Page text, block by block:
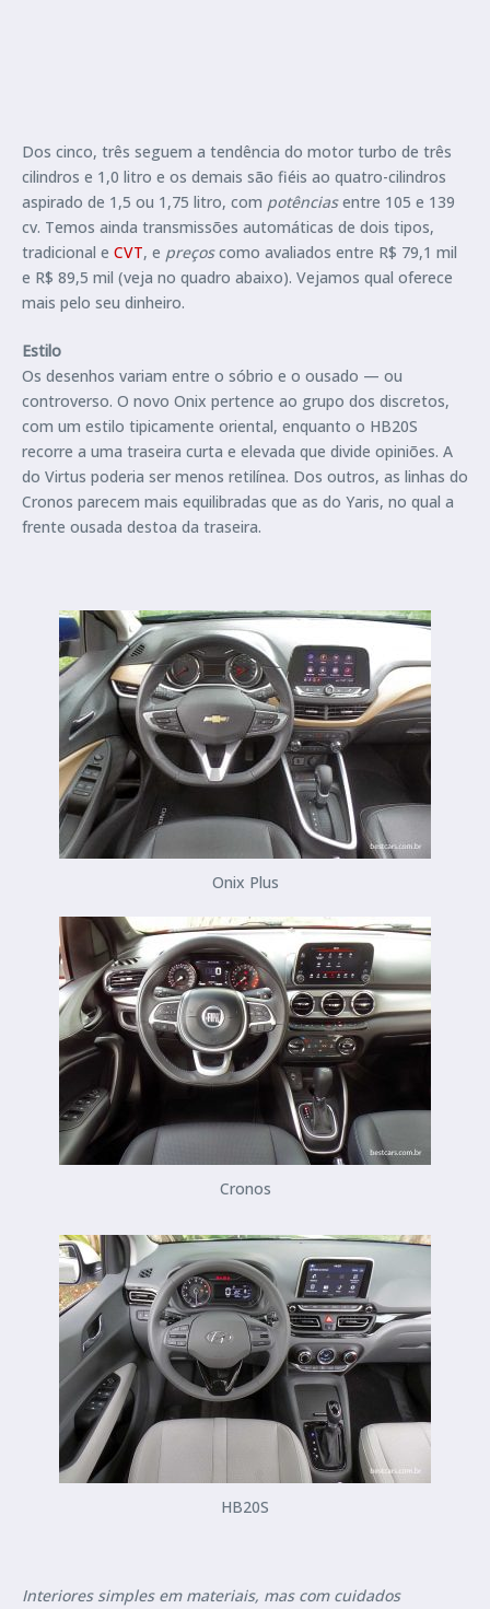
Dos cinco, três seguem a tendência do motor turbo de três
cilindros e 1,0 litro e os demais são fiéis ao quatro-cilindros
aspirado de 1,5 ou 1,75 litro, com potênciasentre 105 e 139
cv. Temos ainda transmissões automáticas de dois tipos,
tradicional e CVT, e preçoscomo avaliados entre R$ 79,1 mil
e R$ 89,5 mil (veja no quadro abaixo). Vejamos qual oferece
mais pelo seu dinheiro.
Estilo
Os desenhos variam entre o sóbrio e o ousado — ou
controverso. O novo Onix pertence ao grupo dos discretos,
com um estilo tipicamente oriental, enquanto o HB20S
recorre a uma traseira curta e elevada que divide opiniões. A
do Virtus poderia ser menos retilínea. Dos outros, as linhas do
Cronos parecem mais equilibradas que as do Yaris, no qual a
frente ousada destoa da traseira.
Onix Plus
Cronos
HB20S
Interiores simples em materiais, mas com cuidados